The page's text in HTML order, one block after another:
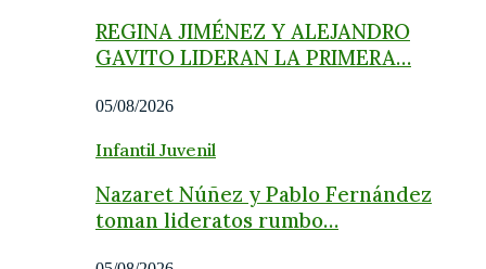
REGINA JIMÉNEZ Y ALEJANDRO
GAVITO LIDERAN LA PRIMERA…
05/08/2026
Infantil Juvenil
Nazaret Núñez y Pablo Fernández
toman lideratos rumbo…